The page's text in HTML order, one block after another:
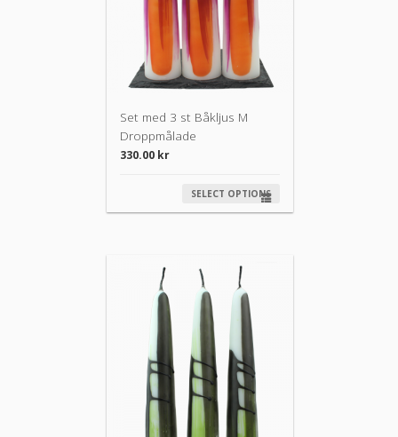
Set med 3 st Båkljus M
Droppmålade
330.00 kr
SELECT OPTIONS